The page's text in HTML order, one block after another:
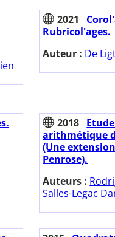
2021
Rubricol'ages.
Auteur : De
2018
arithmétique
(Une
Penrose).
Auteurs :
Salles-Legac